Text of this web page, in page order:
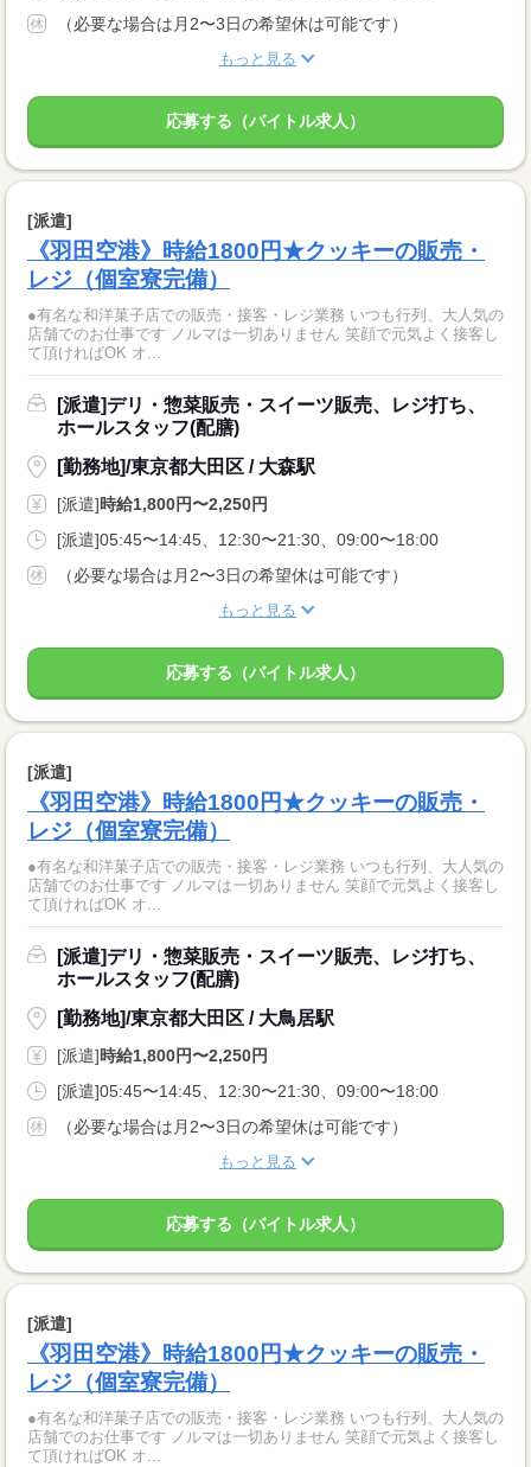
（必要な場合は月2〜3日の希望休は可能です）
もっと見る
応募する（バイトル求人）
[派遣]
《羽田空港》時給1800円★クッキーの販売・
レジ（個室寮完備）
●有名な和洋菓子店での販売・接客・レジ業務 いつも行列、大人気の
店舗でのお仕事です ノルマは一切ありません 笑顔で元気よく接客し
て頂ければOK オ...
[派遣]デリ・惣菜販売・スイーツ販売、レジ打ち、
ホールスタッフ(配膳)
[勤務地]/東京都大田区 / 大森駅
[派遣]時給1,800円〜2,250円
[派遣]05:45〜14:45、12:30〜21:30、09:00〜18:00
（必要な場合は月2〜3日の希望休は可能です）
もっと見る
応募する（バイトル求人）
[派遣]
《羽田空港》時給1800円★クッキーの販売・
レジ（個室寮完備）
●有名な和洋菓子店での販売・接客・レジ業務 いつも行列、大人気の
店舗でのお仕事です ノルマは一切ありません 笑顔で元気よく接客し
て頂ければOK オ...
[派遣]デリ・惣菜販売・スイーツ販売、レジ打ち、
ホールスタッフ(配膳)
[勤務地]/東京都大田区 / 大鳥居駅
[派遣]時給1,800円〜2,250円
[派遣]05:45〜14:45、12:30〜21:30、09:00〜18:00
（必要な場合は月2〜3日の希望休は可能です）
もっと見る
応募する（バイトル求人）
[派遣]
《羽田空港》時給1800円★クッキーの販売・
レジ（個室寮完備）
●有名な和洋菓子店での販売・接客・レジ業務 いつも行列、大人気の
店舗でのお仕事です ノルマは一切ありません 笑顔で元気よく接客し
て頂ければOK オ...